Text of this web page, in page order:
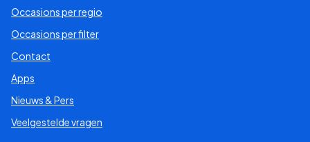
Occasions per regio
Occasions per filter
Contact
Apps
Nieuws & Pers
Veelgestelde vragen